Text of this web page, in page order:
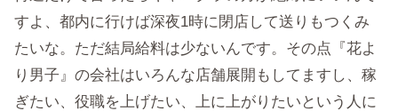
すよ、都内に行けば深夜1時に閉店して送りもつくみ
たいな。ただ結局給料は少ないんです。その点『花よ
り男子』の会社はいろんな店舗展開もしてますし、稼
ぎたい、役職を上げたい、上に上がりたいという人に